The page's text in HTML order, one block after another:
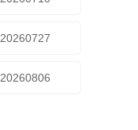
20260727
20260806